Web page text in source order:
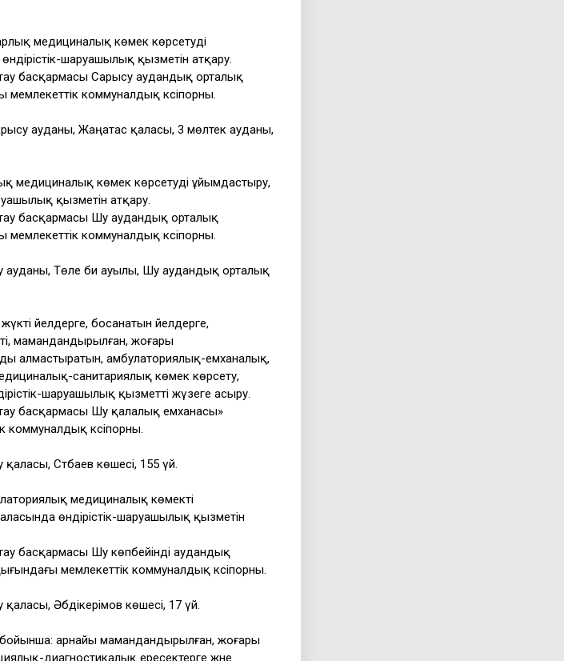
медициналық көмек көрсетуді
шаруашылық қызметін атқару.
басқармасы Сарысу аудандық орталық
коммуналдық кәсіпорны.
ауданы, Жаңатас қаласы, 3 мөлтек ауданы,
медициналық көмек көрсетуді ұйымдастыру,
қызметін атқару.
басқармасы Шу аудандық орталық
коммуналдық кәсіпорны.
Төле би ауылы, Шу аудандық орталық
әйелдерге, босанатын әйелдерге,
мамандандырылған, жоғары
алмастыратын, амбулаториялық-емханалық,
санитариялық көмек көрсету,
шаруашылық қызметті жүзеге асыру.
басқармасы Шу қалалық емханасы»
кәсіпорны.
Сәтбаев көшесі, 155 үй.
медициналық көмекті
өндірістік-шаруашылық қызметін
басқармасы Шу көпбейінді аудандық
мемлекеттік коммуналдық кәсіпорны.
Әбдікерімов көшесі, 17 үй.
арнайы мамандандырылған, жоғары
диагностикалық ересектерге және